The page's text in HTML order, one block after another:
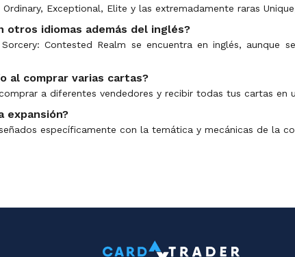
Exceptional, Elite y las extremadamente raras
otros idiomas además del inglés?
Contested Realm se encuentra en inglés, aunque
al comprar varias cartas?
a diferentes vendedores y recibir todas tus cartas en
expansión?
específicamente con la temática y mecánicas de la